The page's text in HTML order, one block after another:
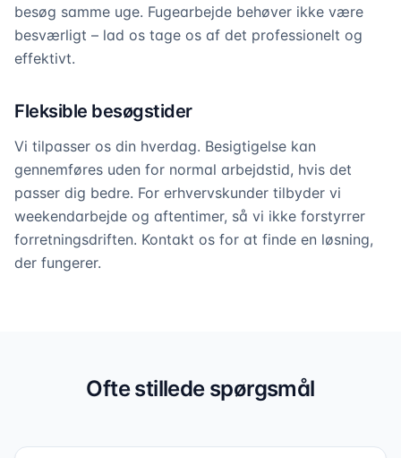
besøg samme uge. Fugearbejde behøver ikke være
besværligt – lad os tage os af det professionelt og
effektivt.
Fleksible besøgstider
Vi tilpasser os din hverdag. Besigtigelse kan
gennemføres uden for normal arbejdstid, hvis det
passer dig bedre. For erhvervskunder tilbyder vi
weekendarbejde og aftentimer, så vi ikke forstyrrer
forretningsdriften. Kontakt os for at finde en løsning,
der fungerer.
facaderOfte stillede spørgsmål